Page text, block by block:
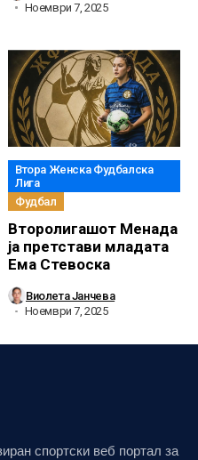
Ноември 7, 2025
Втора Женска Фудбалска
Лига
Фудбал
Второлигашот Менада
ја претстави младата
Ема Стевоска
Виолета Јанчева
Ноември 7, 2025
спортски веб портал за